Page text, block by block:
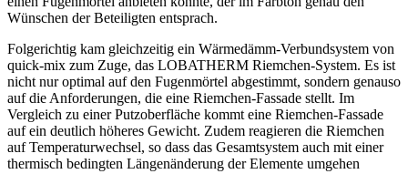
Wünschen der Beteiligten entsprach.
Folgerichtig kam gleichzeitig ein Wärmedämm-Verbundsystem von
quick-mix zum Zuge, das LOBATHERM Riemchen-System. Es ist
nicht nur optimal auf den Fugenmörtel abgestimmt, sondern genauso
auf die Anforderungen, die eine Riemchen-Fassade stellt. Im
Vergleich zu einer Putzoberfläche kommt eine Riemchen-Fassade
auf ein deutlich höheres Gewicht. Zudem reagieren die Riemchen
auf Temperaturwechsel, so dass das Gesamtsystem auch mit einer
thermisch bedingten Längenänderung der Elemente umgehen